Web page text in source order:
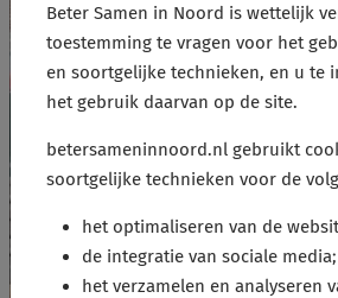
Beter Samen in Noord is wettelijk
toestemming te vragen voor het
en soortgelijke technieken, en u te
het gebruik daarvan op de site.
betersameninnoord.nl gebruikt
soortgelijke technieken voor de
het optimaliseren van de
de integratie van sociale media;
het verzamelen en analyseren